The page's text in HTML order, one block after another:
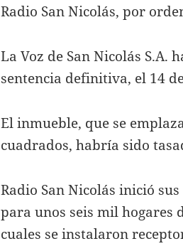
Radio San Nicolás, por
La Voz de San Nicolás
sentencia definitiva, el 14
El inmueble, que se
cuadrados, habría sido
Radio San Nicolás inició
para unos seis mil hogares
cuales se instalaron